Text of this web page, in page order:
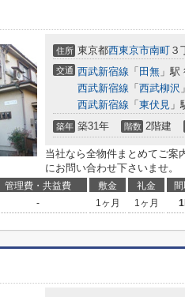
住所 東京都西東京市南町 ３
交通 西武新宿線 「 田無 」駅
西武新宿線 「 西武柳沢
西武新宿線 「 東伏見 」
築年 築31年 階数 2階建
当社なら全物件まとめてご案
にお問い合わせ下さいませ。
管理費・共益費 敷金 礼金 間
- 1ヶ月 1ヶ月